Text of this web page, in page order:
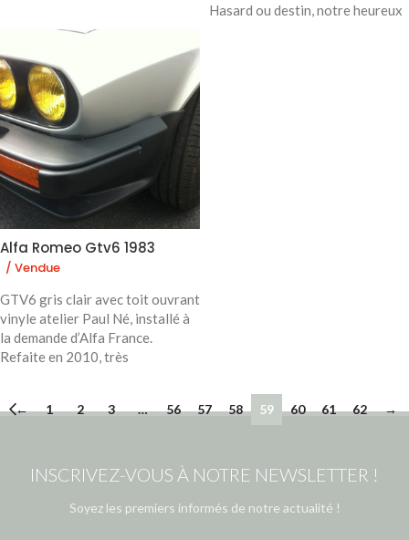
Hasard ou destin, notre heureux
Alfa Romeo Gtv6 1983
/ Vendue
GTV6 gris clair avec toit ouvrant
vinyle atelier Paul Né, installé à
la demande d’Alfa France.
Refaite en 2010, très
← 1 2 3 … 56 57 58 59 60 61 62 →
INSCRIVEZ-VOUS À NOTRE NEWSLETTER !
Soyez les premiers informés de notre actualité !